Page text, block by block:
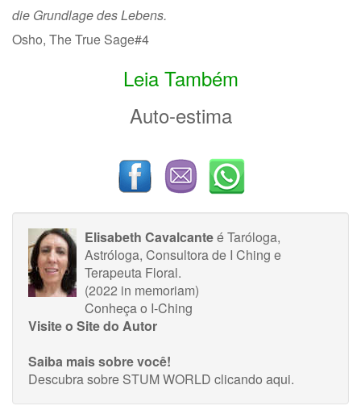
die Grundlage des Lebens.
Osho, The True Sage#4
Leia Também
Auto-estima
Elisabeth Cavalcanteé Taróloga,
Astróloga, Consultora de I Ching e
Terapeuta Floral.
(2022 in memoriam)
Conheça o I-Ching
Visite o Site do Autor
Saiba mais sobre você!
Descubra sobre STUM WORLD clicando aqui.